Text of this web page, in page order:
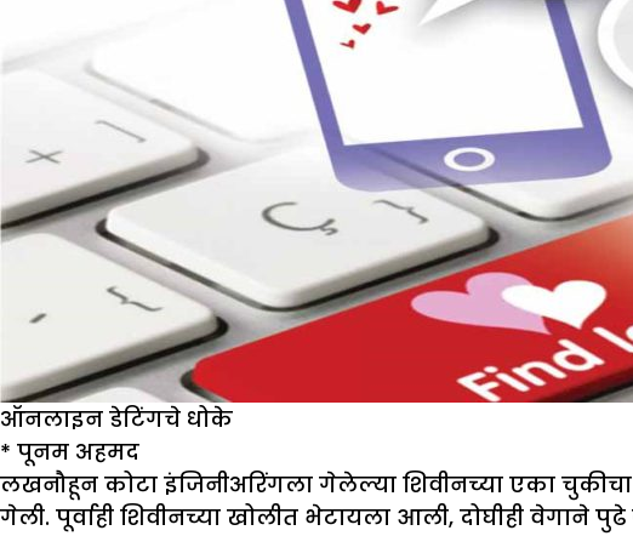
ऑनलाइन डेटिंगचे धोके
* पूनम अहमद
लखनौहून कोटा इंजिनीअरिंगला गेलेल्या शिवीनच्या एका
गेली. पूर्वाही शिवीनच्या खोलीत भेटायला आली, दोघीही वेगाने